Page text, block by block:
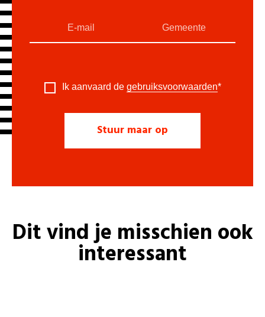
Ik aanvaard de gebruiksvoorwaarden*
Dit vind je misschien ook
interessant